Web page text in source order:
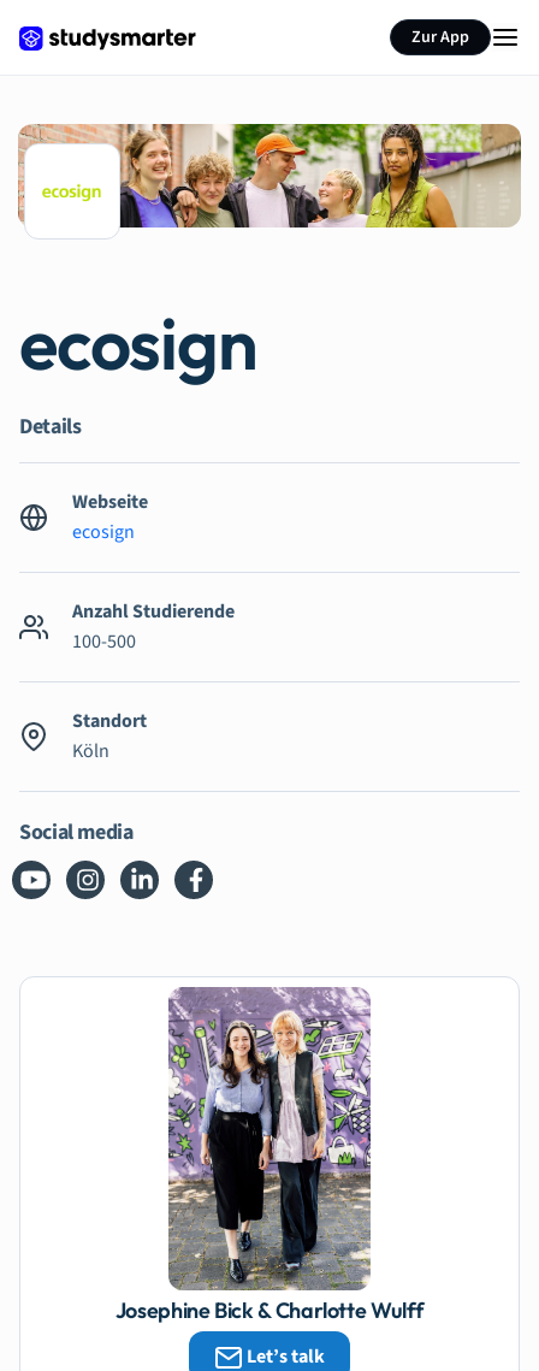
Zur App
ecosign
Details
Webseite
ecosign
Anzahl Studierende
100-500
Standort
Köln
Social media
Josephine Bick & Charlotte Wulff
Let’s talk